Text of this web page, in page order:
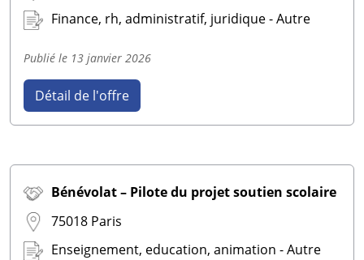
Finance, rh, administratif, juridique - Autre
Publié le 13 janvier 2026
Détail de l'offre
Bénévolat – Pilote du projet soutien scolaire
75018 Paris
Enseignement, education, animation - Autre